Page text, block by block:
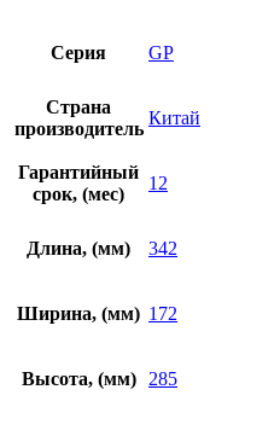
Серия GP
Страна
производитель
Китай
Гарантийный
срок, (мес)
12
Длина, (мм) 342
Ширина, (мм) 172
Высота, (мм) 285